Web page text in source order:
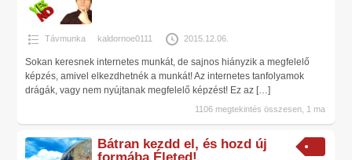
Távmunka kaldornoe0111 2015.12.06.
Sokan keresnek internetes munkát, de sajnos hiányzik a megfelelő
képzés, amivel elkezdhetnék a munkát! Az internetes tanfolyamok
drágák, vagy nem nyújtanak megfelelő képzést! Ez az […]
1106 megtekintés összesen, 1 ma
Bátran kezdd el, és hozd új